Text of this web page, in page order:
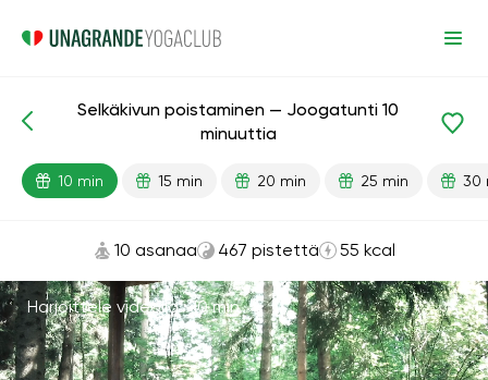
Takaisin
Selkäkivun poistaminen — Joogatunti 10
minuuttia
10 min 15 min 20 min 25 min 30
10 asanaa 467 pistettä 55 kcal
Harjoittele videolla ·10 min